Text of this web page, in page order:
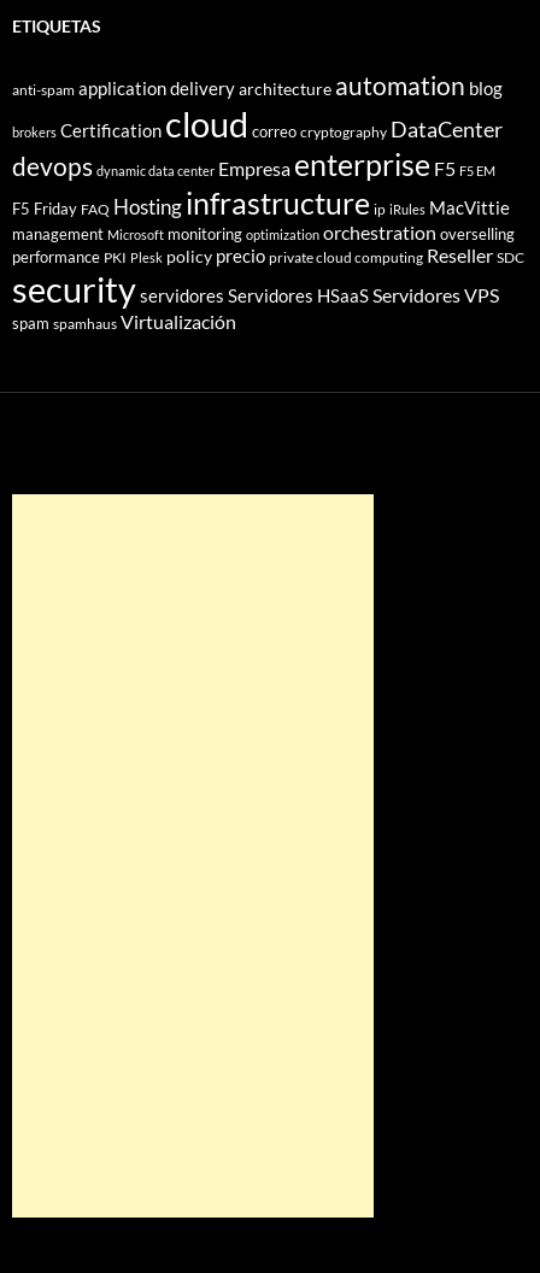
ETIQUETAS
anti-spam application deliveryarchitecture automation blog
brokers Certification cloud correo cryptography DataCenter
devops dynamic data center Empresa enterprise F5 F5 EM
F5 Friday FAQ Hostinginfrastructure ip iRules MacVittie
management Microsoft monitoring optimization orchestration overselling
performance PKI Plesk policy precio private cloud computing Reseller SDC
securityservidores Servidores HSaaSServidores VPS
spam spamhaus Virtualización